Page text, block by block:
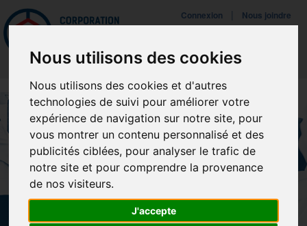
Nous utilisons des cookies
Nous utilisons des cookies et d'autres
technologies de suivi pour améliorer votre
expérience de navigation sur notre site, pour
vous montrer un contenu personnalisé et des
publicités ciblées, pour analyser le trafic de
notre site et pour comprendre la provenance
de nos visiteurs.
J'accepte
Mettreà jour vos préférences de témoins
Connexion Nous joindre